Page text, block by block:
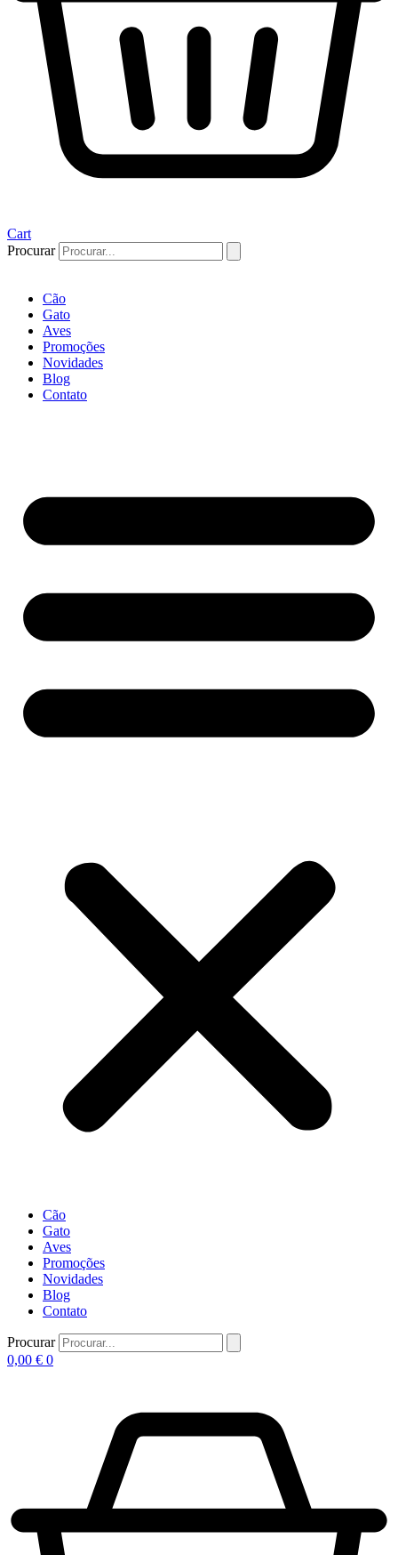
Cart
Procurar
Cão
Gato
Aves
Promoções
Novidades
Blog
Contato
Cão
Gato
Aves
Promoções
Novidades
Blog
Contato
Procurar
0,00 € 0